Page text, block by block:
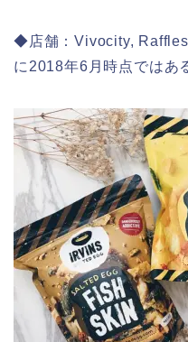
◆店舗：Vivocity,
に2018年6月時点ではあ